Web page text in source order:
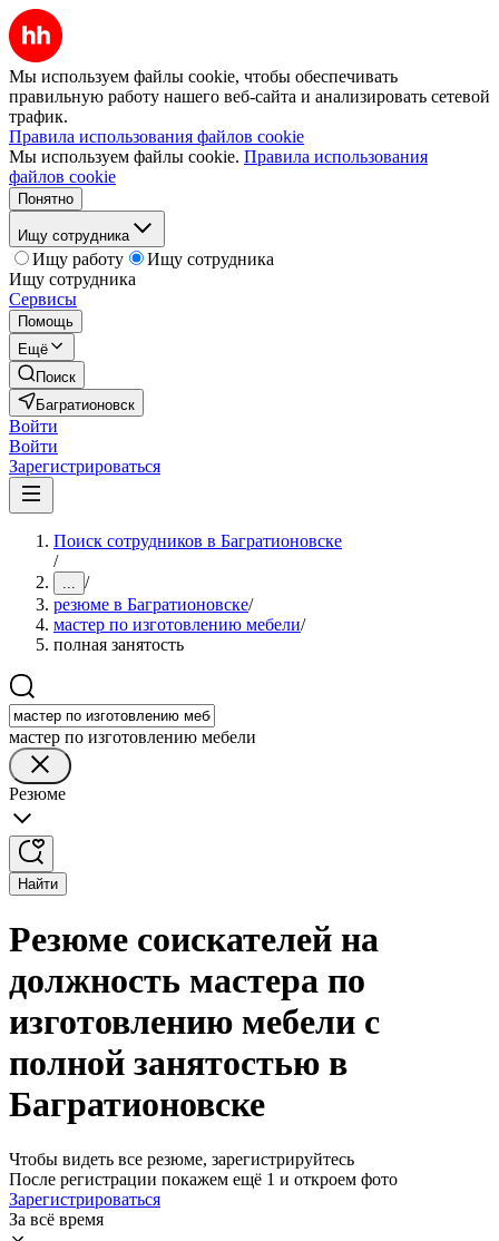
Мы используем файлы cookie, чтобы обеспечивать
правильную работу нашего веб-сайта и анализировать сетевой
трафик.
Правила использования файлов cookie
Мы используем файлы cookie. Правила использования
файлов cookie
Понятно
Ищу сотрудника
Ищу работу
Ищу сотрудника
Ищу сотрудника
Сервисы
Помощь
Ещё
Поиск
Багратионовск
Войти
Войти
Зарегистрироваться
Поиск сотрудников в Багратионовске
/
... /
резюме в Багратионовске/
мастер по изготовлению мебели/
полная занятость
мастер по изготовлению мебели
Резюме
Найти
Резюме соискателей на
должность мастера по
изготовлению мебели с
полной занятостью в
Багратионовске
Чтобы видеть все резюме, зарегистрируйтесь
После регистрации покажем ещё 1 и откроем фото
Зарегистрироваться
За всё время